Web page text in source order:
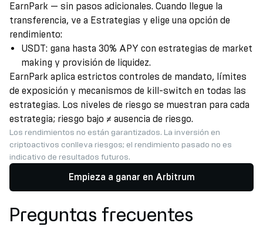
EarnPark — sin pasos adicionales. Cuando llegue la
transferencia, ve a Estrategias y elige una opción de
rendimiento:
USDT: gana hasta 30% APY con estrategias de market
making y provisión de liquidez.
EarnPark aplica estrictos controles de mandato, límites
de exposición y mecanismos de kill-switch en todas las
estrategias. Los niveles de riesgo se muestran para cada
estrategia; riesgo bajo ≠ ausencia de riesgo.
Los rendimientos no están garantizados. La inversión en
criptoactivos conlleva riesgos; el rendimiento pasado no es
indicativo de resultados futuros.
Empieza a ganar en Arbitrum
Preguntas frecuentes